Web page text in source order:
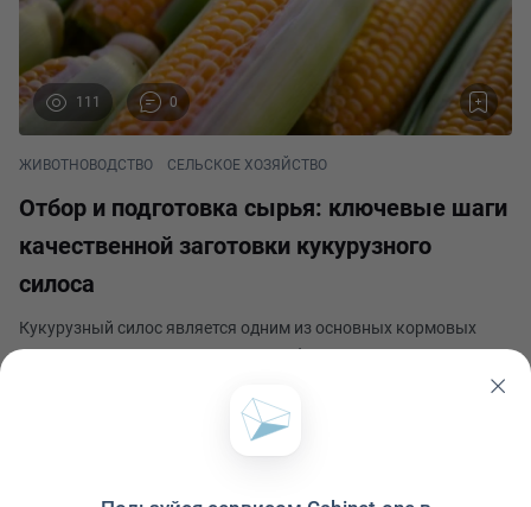
111 0
ЖИВОТНОВОДСТВО СЕЛЬСКОЕ ХОЗЯЙСТВО
Отбор и подготовка сырья: ключевые шаги
качественной заготовки кукурузного
силоса
Кукурузный силос является одним из основных кормовых
ресурсов для животноводства, особенно в кормлении
крупного рогатого скота. Правильная заготовка кукурузного
силоса играет решающую роль в обеспечении качественного
корма для животных. Для достижения этой цел
Опубликовано 15 июля 2024